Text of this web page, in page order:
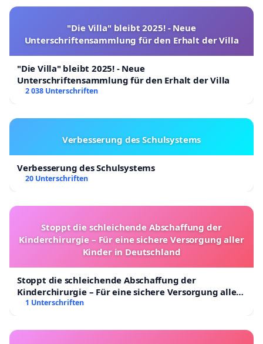
"Die Villa" bleibt 2025! - Neue
Unterschriftensammlung für den Erhalt der Villa
"Die Villa" bleibt 2025! - Neue
Unterschriftensammlung für den Erhalt der Villa
2 038 Unterschriften
Verbesserung des Schulsystems
Verbesserung des Schulsystems
20 Unterschriften
Stoppt die schleichende Abschaffung der
Kinderchirurgie – Für eine sichere Versorgung aller
Kinder in Deutschland
Stoppt die schleichende Abschaffung der
Kinderchirurgie – Für eine sichere Versorgung aller
Kinder in Deutschland
1 Unterschriften